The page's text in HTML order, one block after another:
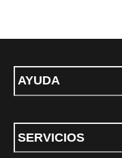
AYUDA
SERVICIOS